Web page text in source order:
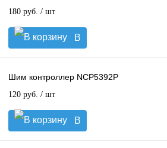
180 руб. / шт
В
корзину
Шим контроллер NCP5392P
120 руб. / шт
В
корзину